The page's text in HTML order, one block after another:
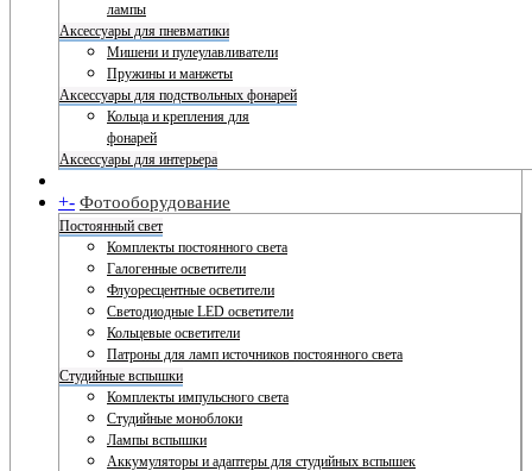
лампы
Аксессуары для пневматики
Мишени и пулеулавливатели
Пружины и манжеты
Аксессуары для подствольных фонарей
Кольца и крепления для
фонарей
Аксессуары для интерьера
+- Фотооборудование
Постоянный свет
Комплекты постоянного света
Галогенные осветители
Флуоресцентные осветители
Светодиодные LED осветители
Кольцевые осветители
Патроны для ламп источников постоянного света
Студийные вспышки
Комплекты импульсного света
Студийные моноблоки
Лампы вспышки
Аккумуляторы и адаптеры для студийных вспышек